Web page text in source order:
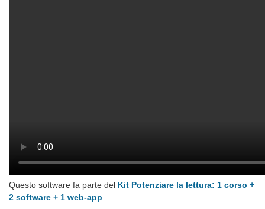
Questo software fa parte del Kit Potenziare la lettura: 1 corso +
2 software + 1 web-app